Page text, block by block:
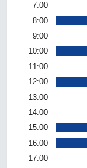
7:00
8:00
9:00
10:00
11:00
12:00
13:00
14:00
15:00
16:00
17:00